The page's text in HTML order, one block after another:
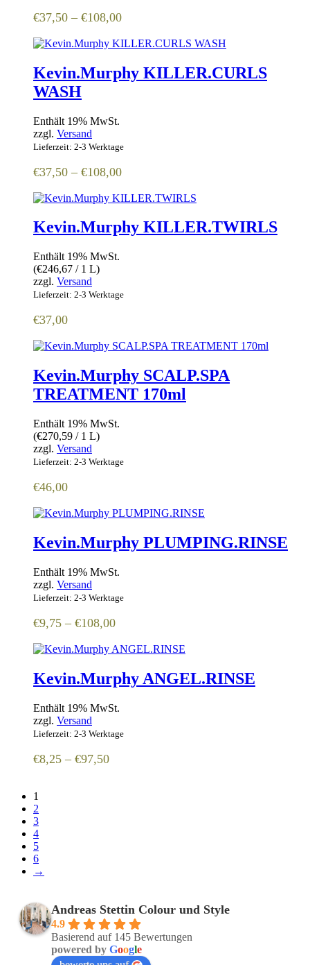
€37,50 – €108,00Preisspanne:
bis
Kevin.Murphy KILLER.CURLS
WASH
€37,50 – €108,00Preisspanne:
bis
Enthält 19% MwSt.
zzgl. Versand
Lieferzeit: 2-3 Werktage
Kevin.Murphy KILLER.TWIRLS
€37,00
Enthält 19% MwSt.
(€246,67 / 1 L)
zzgl. Versand
Lieferzeit: 2-3 Werktage
Kevin.Murphy SCALP.SPA
TREATMENT 170ml
€46,00
Enthält 19% MwSt.
(€270,59 / 1 L)
zzgl. Versand
Lieferzeit: 2-3 Werktage
Kevin.Murphy PLUMPING.RINSE
€9,75 – €108,00Preisspanne:
bis
Enthält 19% MwSt.
zzgl. Versand
Lieferzeit: 2-3 Werktage
Kevin.Murphy ANGEL.RINSE
€8,25 – €97,50Preisspanne:
Enthält 19% MwSt.
zzgl. Versand
Lieferzeit: 2-3 Werktage
1
2
3
4
5
6
→
Andreas Stettin Colour und Style
4.9
Basierend auf 145 Bewertungen
powered by Google